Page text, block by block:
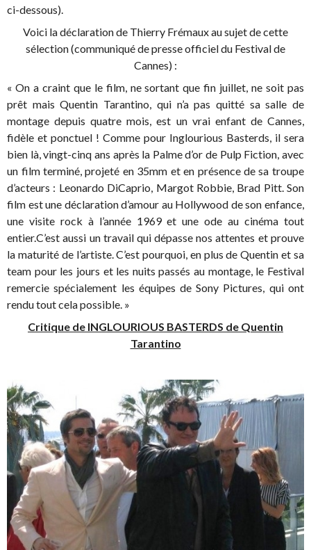
ci-dessous).
Voici la déclaration de Thierry Frémaux au sujet de cette
sélection (communiqué de presse officiel du Festival de
Cannes) :
« On a craint que le film, ne sortant que fin juillet, ne soit pas
prêt mais Quentin Tarantino, qui n’a pas quitté sa salle de
montage depuis quatre mois, est un vrai enfant de Cannes,
fidèle et ponctuel ! Comme pour Inglourious Basterds, il sera
bien là, vingt-cinq ans après la Palme d’or de Pulp Fiction, avec
un film terminé, projeté en 35mm et en présence de sa troupe
d’acteurs : Leonardo DiCaprio, Margot Robbie, Brad Pitt. Son
film est une déclaration d’amour au Hollywood de son enfance,
une visite rock à l’année 1969 et une ode au cinéma tout
entier.C’est aussi un travail qui dépasse nos attentes et prouve
la maturité de l’artiste. C’est pourquoi, en plus de Quentin et sa
team pour les jours et les nuits passés au montage, le Festival
remercie spécialement les équipes de Sony Pictures, qui ont
rendu tout cela possible. »
Critique de INGLOURIOUS BASTERDS de Quentin
Tarantino